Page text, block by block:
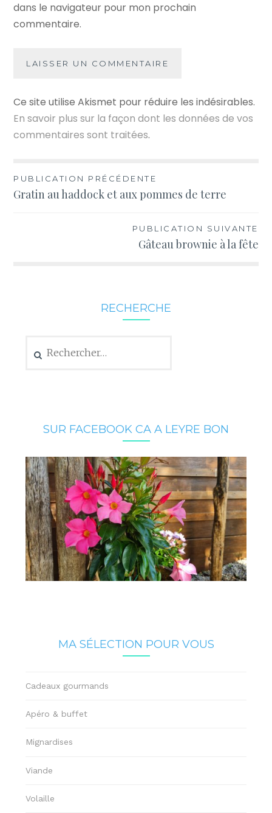
dans le navigateur pour mon prochain
commentaire.
Ce site utilise Akismet pour réduire les indésirables.
En savoir plus sur la façon dont les données de vos
commentaires sont traitées.
Navigation
de
PUBLICATION PRÉCÉDENTE
Gratin au haddock et aux pommes de terre
PUBLICATION SUIVANTE
Gâteau brownie à la fête
RECHERCHE
SUR FACEBOOK CA A LEYRE BON
MA SÉLECTION POUR VOUS
Cadeaux gourmands
Apéro & buffet
Mignardises
Viande
Volaille